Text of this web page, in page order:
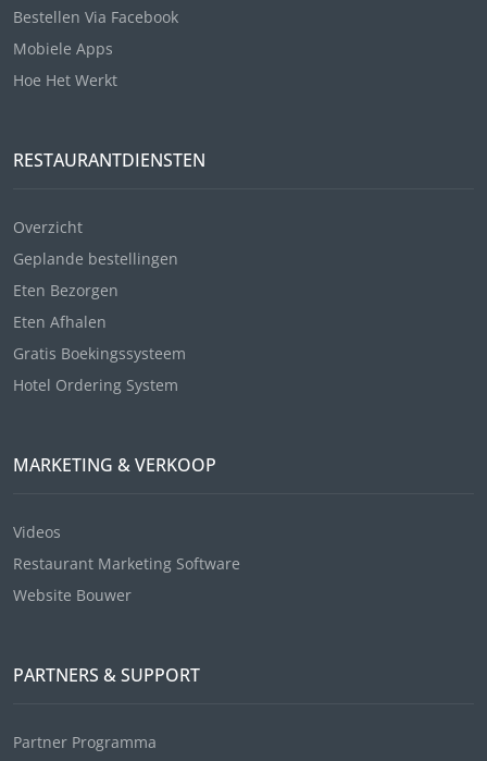
Bestellen Via Facebook
Mobiele Apps
Hoe Het Werkt
RESTAURANTDIENSTEN
Overzicht
Geplande bestellingen
Eten Bezorgen
Eten Afhalen
Gratis Boekingssysteem
Hotel Ordering System
MARKETING & VERKOOP
Videos
Restaurant Marketing Software
Website Bouwer
PARTNERS & SUPPORT
Partner Programma